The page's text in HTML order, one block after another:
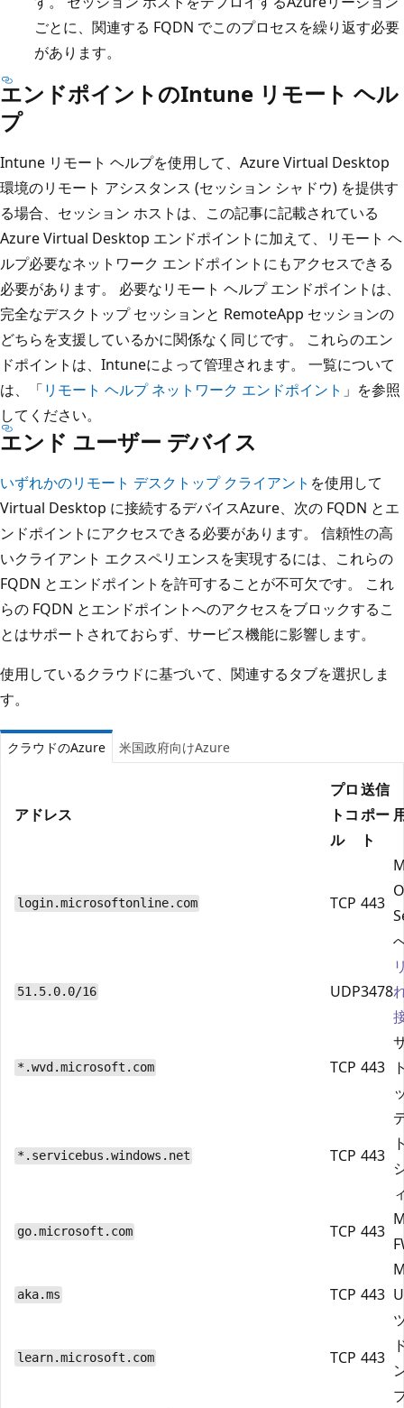
ごとに、関連する FQDN でこのプロセスを繰り返す必要
があります。
エンドポイントのIntune リモート ヘル
プ
Intune リモート ヘルプを使用して、Azure Virtual Desktop
環境のリモート アシスタンス (セッション シャドウ) を提供す
る場合、セッション ホストは、この記事に記載されている
Azure Virtual Desktop エンドポイントに加えて、リモート ヘ
ルプ必要なネットワーク エンドポイントにもアクセスできる
必要があります。 必要なリモート ヘルプ エンドポイントは、
完全なデスクトップ セッションと RemoteApp セッションの
どちらを支援しているかに関係なく同じです。 これらのエン
ドポイントは、Intuneによって管理されます。 一覧について
は、「リモート ヘルプ ネットワーク エンドポイント 」を参照
してください。
エンド ユーザー デバイス
いずれかのリモート デスクトップ クライアント を使用して
Virtual Desktop に接続するデバイスAzure、次の FQDN とエ
ンドポイントにアクセスできる必要があります。 信頼性の高
いクライアント エクスペリエンスを実現するには、これらの
FQDN とエンドポイントを許可することが不可欠です。 これ
らの FQDN とエンドポイントへのアクセスをブロックするこ
とはサポートされておらず、サービス機能に影響します。
使用しているクラウドに基づいて、関連するタブを選択しま
す。
クラウドのAzure 米国政府向けAzure
アドレス
プロ
トコ
ル
送信
ポー
ト
login.microsoftonline.com TCP 443
51.5.0.0/16 UDP3478
*.wvd.microsoft.com TCP 443
*.servicebus.windows.net TCP 443
go.microsoft.com TCP 443
aka.ms TCP 443
learn.microsoft.com TCP 443